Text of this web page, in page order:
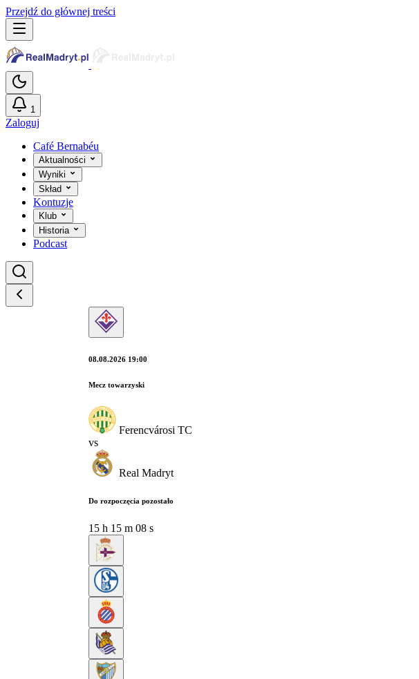
Przejdź do głównej treści
1
Zaloguj
Café Bernabéu
Aktualności
Wyniki
Skład
Kontuzje
Klub
Historia
Podcast
08.08.2026 19:00
Mecz towarzyski
Ferencvárosi TC
vs
Real Madryt
Do rozpoczęcia pozostało
15 h 15 m 07 s